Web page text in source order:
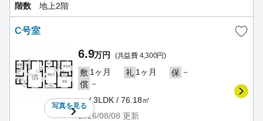
階数
地上2階
C号室
写真を見る
6.9万円 (共益費 4,300円)
敷 1ヶ月 礼 1ヶ月 保 －
償 －
－ / 3LDK / 76.18㎡
2026/08/08 更新